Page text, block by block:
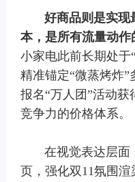
好商品则是实现
本，是所有流量动作
小家电此前长期处于
精准锚定“微蒸烤炸
报名“万人团”活动
竞争力的价格体系。
在视觉表达层面
页，强化双11氛围